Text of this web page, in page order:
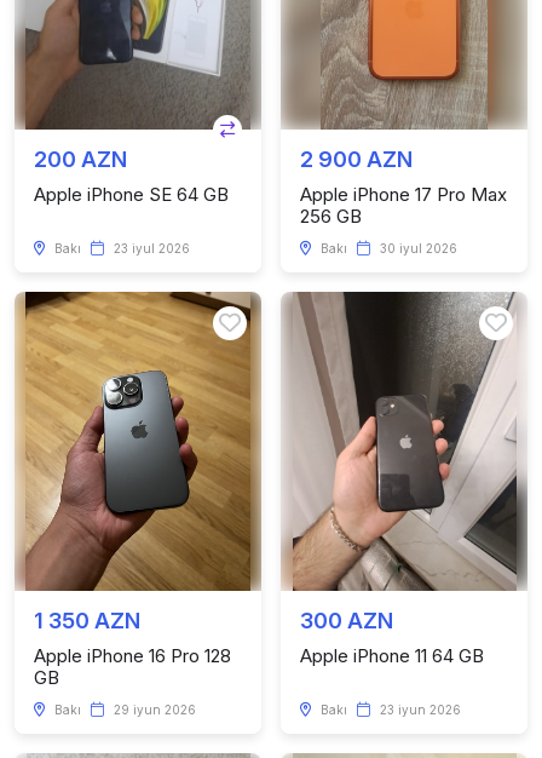
200 AZN
Apple iPhone SE 64 GB
Bakı 23 iyul 2026
2 900 AZN
Apple iPhone 17 Pro Max
256 GB
Bakı 30 iyul 2026
1 350 AZN
Apple iPhone 16 Pro 128
GB
Bakı 29 iyun 2026
300 AZN
Apple iPhone 11 64 GB
Bakı 23 iyun 2026